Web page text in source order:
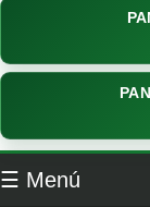
☰ Menú